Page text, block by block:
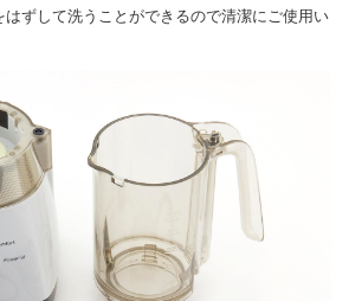
はずして洗うことができるので清潔にご使用い